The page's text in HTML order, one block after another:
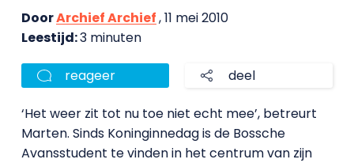
DoorArchief Archief, 11 mei 2010
Leestijd:3 minuten
reageer deel
‘Het weer zit tot nu toe niet echt mee’, betreurt
Marten. Sinds Koninginnedag is de Bossche
Avansstudent te vinden in het centrum van zijn